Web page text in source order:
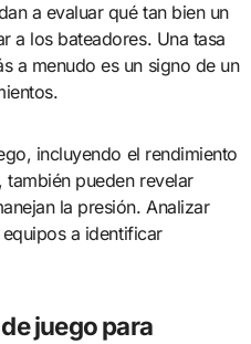
a evaluar qué tan bien un
a los bateadores. Una tasa
a menudo es un signo de un
incluyendo el rendimiento
también pueden revelar
la presión. Analizar
a identificar
juego para